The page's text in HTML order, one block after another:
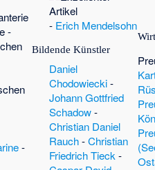
-
-
- Erich Mendelsohn
Bildende Künstler
Daniel
Chodowiecki-
Johann Gottfried
Schadow-
Christian Daniel
Rauch-Christian
Friedrich Tieck -